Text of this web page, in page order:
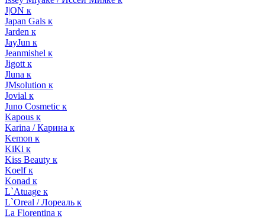
J|ON к
Japan Gals к
Jarden к
JayJun к
Jeanmishel к
Jigott к
Jluna к
JMsolution к
Jovial к
Juno Cosmetic к
Kapous к
Karina / Карина к
Kemon к
KiKi к
Kiss Beauty к
Koelf к
Konad к
L`Atuage к
L`Oreal / Лореаль к
La Florentina к